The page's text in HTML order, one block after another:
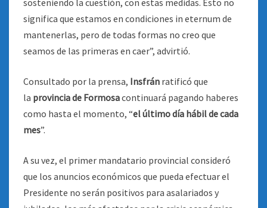
sosteniendo la cuestión, con estas medidas. Esto no
significa que estamos en condiciones in eternum de
mantenerlas, pero de todas formas no creo que
seamos de las primeras en caer”, advirtió.
Consultado por la prensa, Insfrán ratificó que
la provincia de Formosacontinuará pagando haberes
como hasta el momento, “el último día hábil de cada
mes”.
A su vez, el primer mandatario provincial consideró
que los anuncios económicos que pueda efectuar el
Presidente no serán positivos para asalariados y